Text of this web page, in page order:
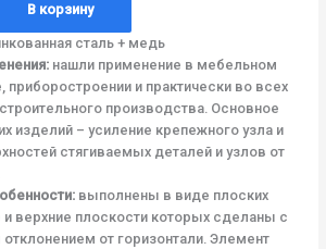
В корзину
сталь + медь
нашли применение в мебельном
приборостроении и практически во всех
производства. Основное
изделий – усиление крепежного узла и
стягиваемых деталей и узлов от
выполнены в виде плоских
и верхние плоскости которых сделаны с
от горизонтали. Элемент